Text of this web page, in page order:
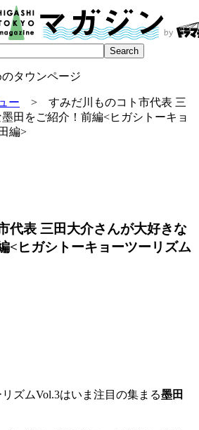
タウンページ
ー > すみだ川ものコト市代表 三
田をご紹介！前編<ヒガシトーキョ
編>
代表 三田大介さんが大好きな
<ヒガシトーキョーツーリズム
ズムVol.3はいま注目の集まる墨田